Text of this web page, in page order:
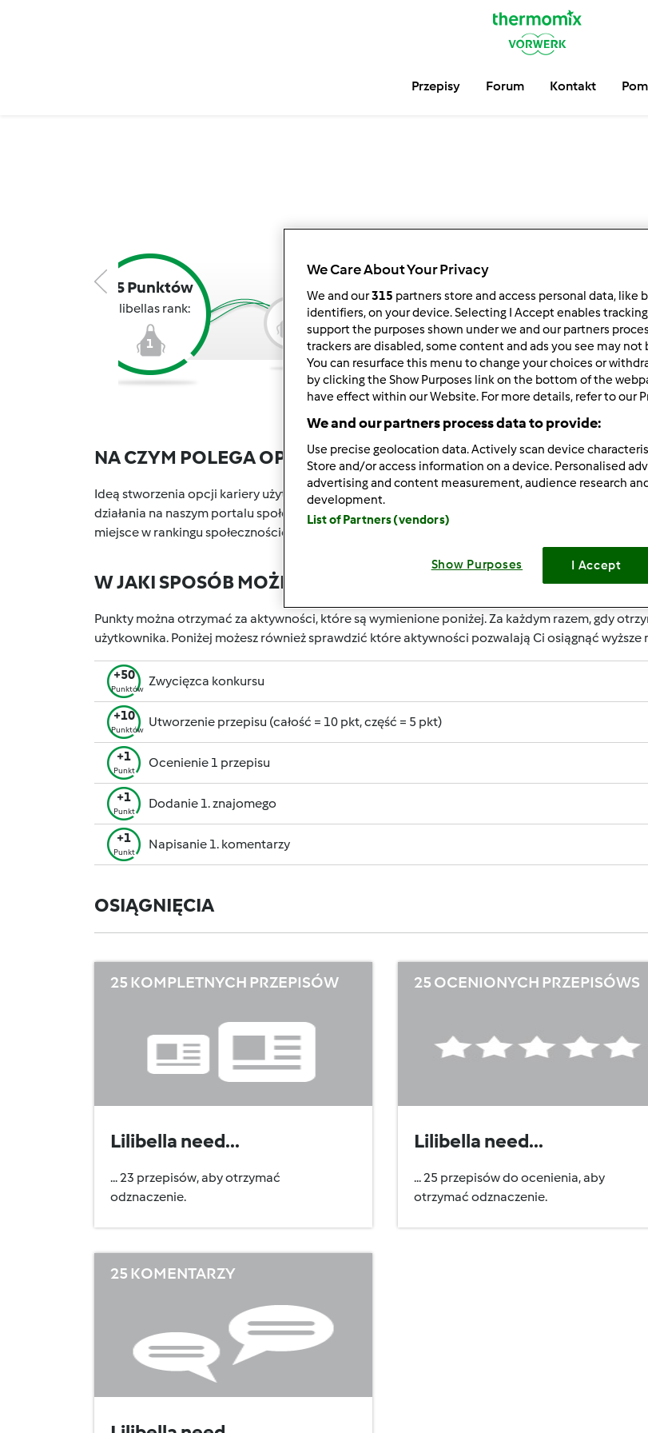
Przepisy Forum Kontakt
15 Punktów
Lilibellas rank:
1
3
4
5
NA CZYM POLEGA OPCJA KARIERY UŻYTKOWNIKA?
Ideą stworzenia opcji kariery użytkownika w Przepisowni jest uznanie jego aktywności, które
działania na naszym portalu społecznościowym są nagradzane przez punkty. Osiągnięcie
miejsce w rankingu społecznościowym, który określany jest numerem wewnątrz fartucha obok
W JAKI SPOSÓB MOŻESZ OTRZYMAĆ PUNKTY ZA
Punkty można otrzymać za aktywności, które są wymienione poniżej. Za każdym razem, gdy
użytkownika. Poniżej możesz również sprawdzić które aktywności pozwalają Ci osiągnąć wyższe
+50
Punktów
Zwycięzca konkursu
+10
Punktów
Utworzenie przepisu (całość = 10 pkt, część = 5 pkt)
+1
Punkt
Ocenienie 1 przepisu
+1
Punkt
Dodanie 1. znajomego
+1
Punkt
Napisanie 1. komentarzy
OSIĄGNIĘCIA
25 KOMPLETNYCH PRZEPISÓW
Lilibella need...
... 23 przepisów, aby otrzymać
odznaczenie.
25 OCENIONYCH PRZEPISÓWS
Lilibella need...
... 25 przepisów do ocenienia, aby
otrzymać odznaczenie.
25 KOMENTARZY
We Care About Your Privacy
We and our315 partners store and access personal data, like
identifiers, on your device. Selecting I Accept enables
support the purposes shown under we and our partners
trackers are disabled, some content and ads you see may not
You can resurface this menu to change your choices or
by clicking the Show Purposes link on the bottom of the
have effect within our Website. For more details, refer to our
We and our partners process data to provide:
Use precise geolocation data. Actively scan device
Store and/or access information on a device. Personalised
advertising and content measurement, audience research
development.
List of Partners (vendors)
Show Purposes I Accept